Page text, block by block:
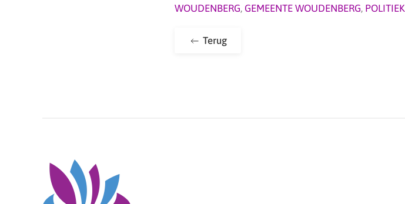
WOUDENBERG, GEMEENTE WOUDENBERG, POLITIEK
Terug